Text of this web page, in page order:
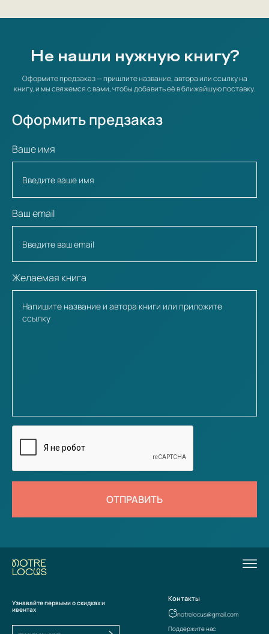
Не нашли нужную книгу?
Оформите предзаказ — пришлите название, автора или ссылку на
книгу, и мы свяжемся с вами, чтобы добавить её в ближайшую поставку.
Оформить предзаказ
Ваше имя
Ваш email
Желаемая книга
ОТПРАВИТЬ
Узнавайте первыми о скидках и
ивентах
Контакты
notrelocus@gmail.com
Поддержите нас